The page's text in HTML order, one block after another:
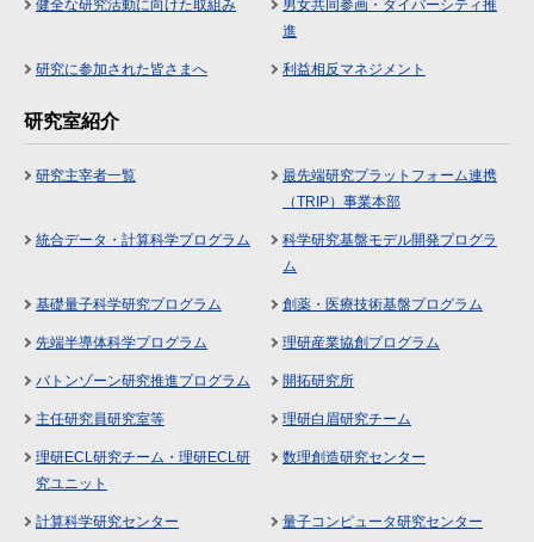
健全な研究活動に向けた取組み
男女共同参画・ダイバーシティ推
進
研究に参加された皆さまへ 利益相反マネジメント
研究室紹介
研究主宰者一覧
最先端研究プラットフォーム連携
（TRIP）事業本部
統合データ・計算科学プログラム
科学研究基盤モデル開発プログラ
ム
基礎量子科学研究プログラム 創薬・医療技術基盤プログラム
先端半導体科学プログラム 理研産業協創プログラム
バトンゾーン研究推進プログラム 開拓研究所
主任研究員研究室等 理研白眉研究チーム
理研ECL研究チーム・理研ECL研
究ユニット
数理創造研究センター
計算科学研究センター 量子コンピュータ研究センター